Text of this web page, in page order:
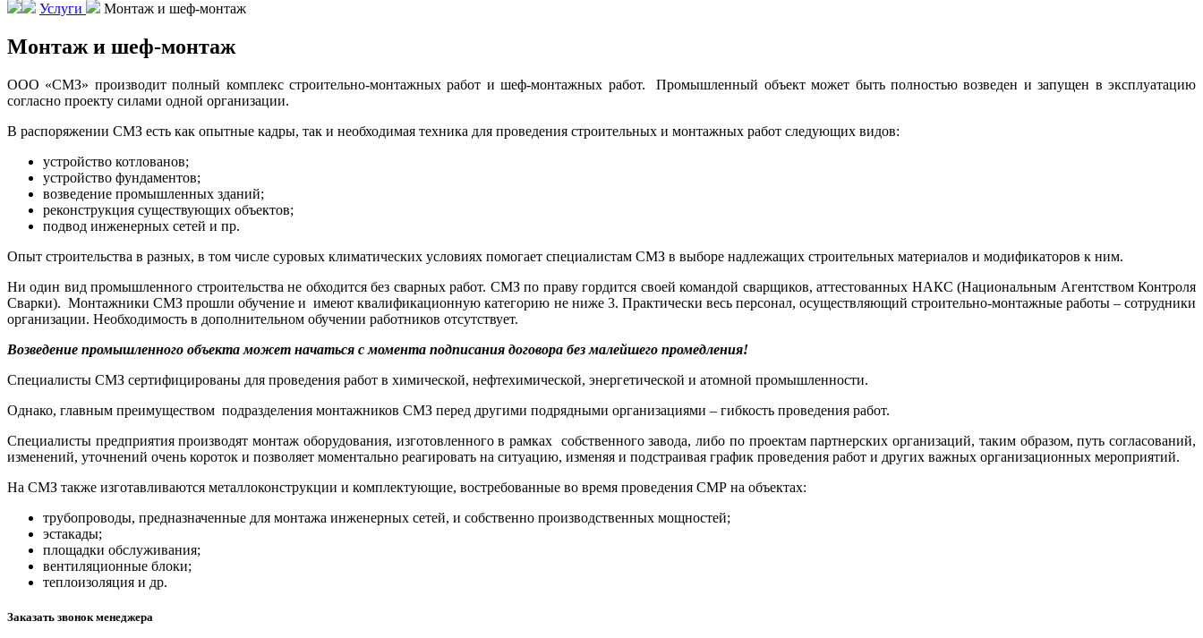
Услуги Монтаж и шеф-монтаж
Монтаж и шеф-монтаж
ООО «СМЗ» производит полный комплекс строительно-монтажных работ и шеф-монтажных работ. Промышленный объект может быть полностью возведен и запущен в эксплуатацию
согласно проекту силами одной организации.
В распоряжении СМЗ есть как опытные кадры, так и необходимая техника для проведения строительных и монтажных работ следующих видов:
устройство котлованов;
устройство фундаментов;
возведение промышленных зданий;
реконструкция существующих объектов;
подвод инженерных сетей и пр.
Опыт строительства в разных, в том числе суровых климатических условиях помогает специалистам СМЗ в выборе надлежащих строительных материалов и модификаторов к ним.
Ни один вид промышленного строительства не обходится без сварных работ. СМЗ по праву гордится своей командой сварщиков, аттестованных НАКС (Национальным Агентством Контроля
Сварки). Монтажники СМЗ прошли обучение и имеют квалификационную категорию не ниже 3. Практически весь персонал, осуществляющий строительно-монтажные работы – сотрудники
организации. Необходимость в дополнительном обучении работников отсутствует.
Возведение промышленного объекта может начаться с момента подписания договора без малейшего промедления!
Специалисты СМЗ сертифицированы для проведения работ в химической, нефтехимической, энергетической и атомной промышленности.
Однако, главным преимуществом подразделения монтажников СМЗ перед другими подрядными организациями – гибкость проведения работ.
Специалисты предприятия производят монтаж оборудования, изготовленного в рамках собственного завода, либо по проектам партнерских организаций, таким образом, путь согласований,
изменений, уточнений очень короток и позволяет моментально реагировать на ситуацию, изменяя и подстраивая график проведения работ и других важных организационных мероприятий.
На СМЗ также изготавливаются металлоконструкции и комплектующие, востребованные во время проведения СМР на объектах:
трубопроводы, предназначенные для монтажа инженерных сетей, и собственно производственных мощностей;
эстакады;
площадки обслуживания;
вентиляционные блоки;
теплоизоляция и др.
Заказать звонок менеджера